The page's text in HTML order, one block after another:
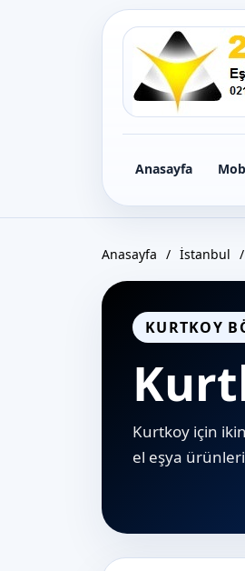
Anasayfa
Anasayfa / İstanbul /
KURTKOY
Kurtkoy için
el eşya